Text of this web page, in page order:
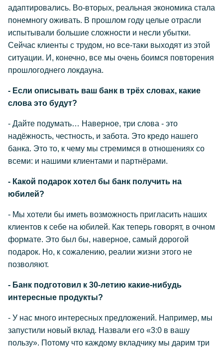
адаптировались. Во-вторых, реальная экономика стала
понемногу оживать. В прошлом году целые отрасли
испытывали большие сложности и несли убытки.
Сейчас клиенты с трудом, но все-таки выходят из этой
ситуации. И, конечно, все мы очень боимся повторения
прошлогоднего локдауна.
- Если описывать ваш банк в трёх словах, какие
слова это будут?
- Дайте подумать… Наверное, три слова - это
надёжность, честность, и забота. Это кредо нашего
банка. Это то, к чему мы стремимся в отношениях со
всеми: и нашими клиентами и партнёрами.
- Какой подарок хотел бы банк получить на
юбилей?
- Мы хотели бы иметь возможность пригласить наших
клиентов к себе на юбилей. Как теперь говорят, в очном
формате. Это был бы, наверное, самый дорогой
подарок. Но, к сожалению, реалии жизни этого не
позволяют.
- Банк подготовил к 30-летию какие-нибудь
интересные продукты?
- У нас много интересных предложений. Например, мы
запустили новый вклад. Назвали его «3:0 в вашу
пользу». Потому что каждому вкладчику мы дарим три